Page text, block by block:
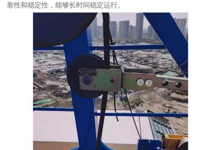
靠性和稳定性，能够长时间稳定运行。